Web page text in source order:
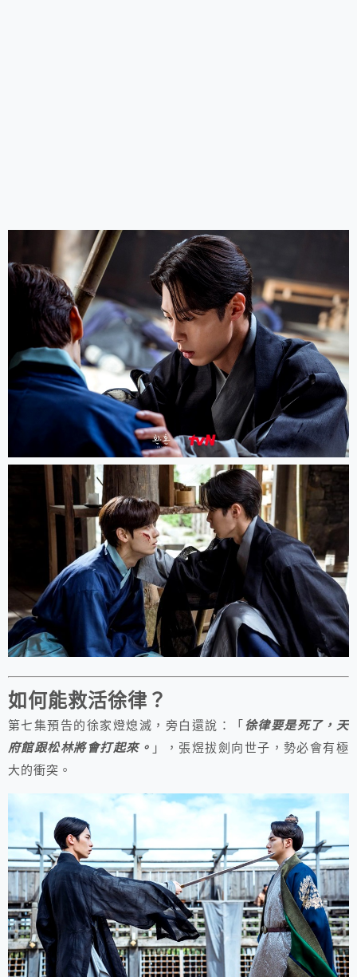
如何能救活徐律？
第七集預告的徐家燈熄滅，旁白還說：「 徐律要是死了，天
府館跟松林將會打起來。 」，張煜拔劍向世子，勢必會有極
大的衝突。